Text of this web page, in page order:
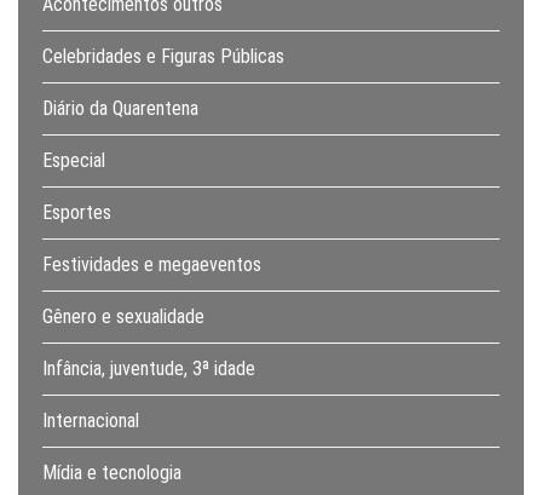
Celebridades e Figuras Públicas
Diário da Quarentena
Especial
Esportes
Festividades e megaeventos
Gênero e sexualidade
Infância, juventude, 3ª idade
Internacional
Mídia e tecnologia